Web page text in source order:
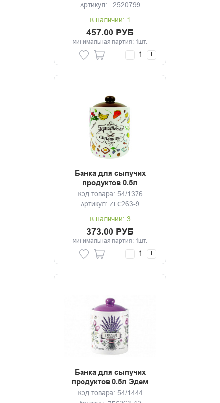
Артикул: L2520799
В наличии: 1
457.00 РУБ
Минимальная партия: 1шт.
- +
Банка для сыпучих
продуктов 0.5л
Приятного аппетита
Код товара: 54/1376
Артикул: ZFC263-9
В наличии: 3
373.00 РУБ
Минимальная партия: 1шт.
- +
Банка для сыпучих
продуктов 0.5л Эдем
Код товара: 54/1444